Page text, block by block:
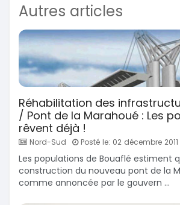
Autres articles
Réhabilitation des
/ Pont de la Marahoué : Les
rêvent déjà !
Nord-Sud Posté le: 02 décembre 2011
Les populations de Bouaflé estiment
construction du nouveau pont de la
comme annoncée par le gouvern ...